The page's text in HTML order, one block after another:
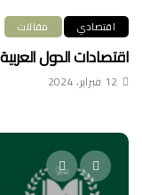
اقتصادي مقالات
اقتصادات الدول
12 فبراير، 2024